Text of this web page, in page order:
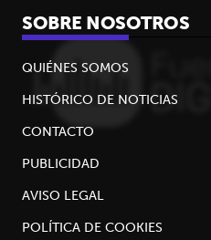
SOBRE NOSOTROS
QUIÉNES SOMOS
HISTÓRICO DE NOTICIAS
CONTACTO
PUBLICIDAD
AVISO LEGAL
POLÍTICA DE COOKIES